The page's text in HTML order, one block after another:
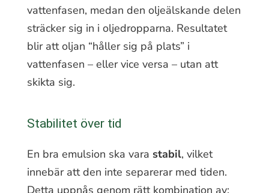
vattenfasen, medan den oljeälskande delen
sträcker sig in i oljedropparna. Resultatet
blir att oljan “håller sig på plats” i
vattenfasen – eller vice versa – utan att
skikta sig.
Stabilitet över tid
En bra emulsion ska vara stabil, vilket
innebär att den inte separerar med tiden.
Detta uppnås genom rätt kombination av: